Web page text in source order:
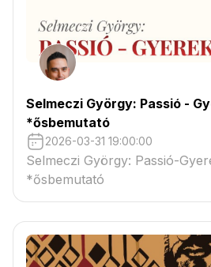
Selmeczi György: Passió -
*ősbemutató
2026-03-31 19:00:00
Selmeczi György: Passió-
*ősbemutató